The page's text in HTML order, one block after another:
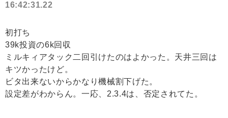
16:42:31.22
初打ち
39k投資の6k回収
ミルキィアタック二回引けたのはよかった。天井三回は
キツかったけど。
ビタ出来ないからかなり機械割下げた。
設定差がわからん。一応、2.3.4は、否定されてた。